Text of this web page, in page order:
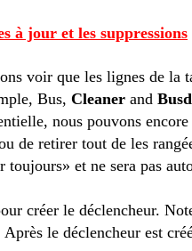
à jour et les suppressions
voir que les lignes de la
, Bus, Cleaner and
, nous pouvons encore
de retirer tout de les
toujours» et ne sera pas
créer le déclencheur.
Après le déclencheur est